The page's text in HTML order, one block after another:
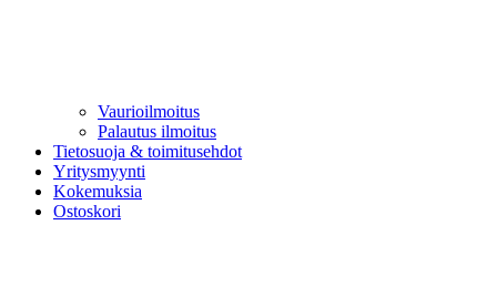
Vaurioilmoitus
Palautus ilmoitus
Tietosuoja & toimitusehdot
Yritysmyynti
Kokemuksia
Ostoskori